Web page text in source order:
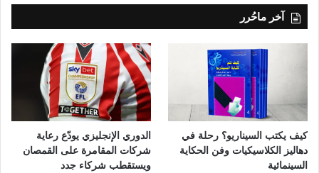
آخر ماحُرر
كيف يكتب السيناريو؟ رحلة في
دهاليز الكلاسيكيات وفن الحكاية
السينمائية
الدوري الإنجليزي يودّع رعاية
شركات المقامرة على القمصان
ويستقطب شركاء جدد